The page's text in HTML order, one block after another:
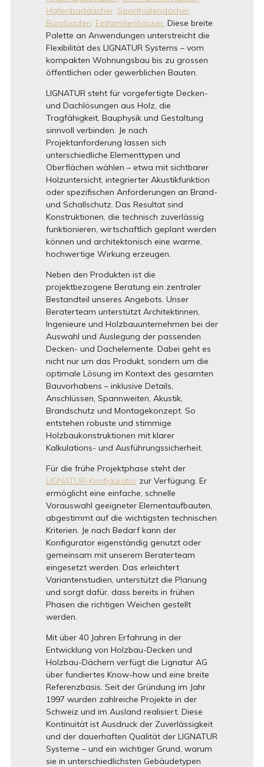
Hallenbaddächer, Sporthallendächer,
Bürobauten, Einfamilienhäuser. Diese breite
Palette an Anwendungen unterstreicht die
Flexibilität des LIGNATUR Systems – vom
kompakten Wohnungsbau bis zu grossen
öffentlichen oder gewerblichen Bauten.
LIGNATUR steht für vorgefertigte Decken-
und Dachlösungen aus Holz, die
Tragfähigkeit, Bauphysik und Gestaltung
sinnvoll verbinden. Je nach
Projektanforderung lassen sich
unterschiedliche Elementtypen und
Oberflächen wählen – etwa mit sichtbarer
Holzuntersicht, integrierter Akustikfunktion
oder spezifischen Anforderungen an Brand-
und Schallschutz. Das Resultat sind
Konstruktionen, die technisch zuverlässig
funktionieren, wirtschaftlich geplant werden
können und architektonisch eine warme,
hochwertige Wirkung erzeugen.
Neben den Produkten ist die
projektbezogene Beratung ein zentraler
Bestandteil unseres Angebots. Unser
Beraterteam unterstützt Architektinnen,
Ingenieure und Holzbauunternehmen bei der
Auswahl und Auslegung der passenden
Decken- und Dachelemente. Dabei geht es
nicht nur um das Produkt, sondern um die
optimale Lösung im Kontext des gesamten
Bauvorhabens – inklusive Details,
Anschlüssen, Spannweiten, Akustik,
Brandschutz und Montagekonzept. So
entstehen robuste und stimmige
Holzbaukonstruktionen mit klarer
Kalkulations- und Ausführungssicherheit.
Für die frühe Projektphase steht der
LIGNATUR-Konfiguratorzur Verfügung. Er
ermöglicht eine einfache, schnelle
Vorauswahl geeigneter Elementaufbauten,
abgestimmt auf die wichtigsten technischen
Kriterien. Je nach Bedarf kann der
Konfigurator eigenständig genutzt oder
gemeinsam mit unserem Beraterteam
eingesetzt werden. Das erleichtert
Variantenstudien, unterstützt die Planung
und sorgt dafür, dass bereits in frühen
Phasen die richtigen Weichen gestellt
werden.
Mit über 40 Jahren Erfahrung in der
Entwicklung von Holzbau-Decken und
Holzbau-Dächern verfügt die Lignatur AG
über fundiertes Know-how und eine breite
Referenzbasis. Seit der Gründung im Jahr
1997 wurden zahlreiche Projekte in der
Schweiz und im Ausland realisiert. Diese
Kontinuität ist Ausdruck der Zuverlässigkeit
und der dauerhaften Qualität der LIGNATUR
Systeme – und ein wichtiger Grund, warum
sie in unterschiedlichsten Gebäudetypen